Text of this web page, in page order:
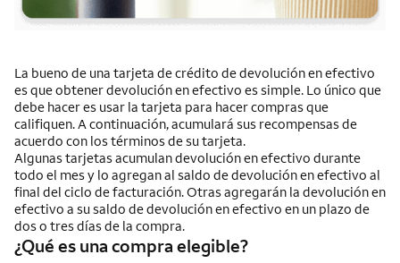
La bueno de una tarjeta de crédito de devolución en efectivo
es que obtener devolución en efectivo es simple. Lo único que
debe hacer es usar la tarjeta para hacer compras que
califiquen. A continuación, acumulará sus recompensas de
acuerdo con los términos de su tarjeta.
Algunas tarjetas acumulan devolución en efectivo durante
todo el mes y lo agregan al saldo de devolución en efectivo al
final del ciclo de facturación. Otras agregarán la devolución en
efectivo a su saldo de devolución en efectivo en un plazo de
dos o tres días de la compra.
¿Qué es una compra elegible?